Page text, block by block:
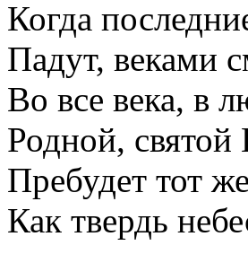
Когда
Падут, веками
Во все века, в
Родной,
Пребудет тот
Как твердь